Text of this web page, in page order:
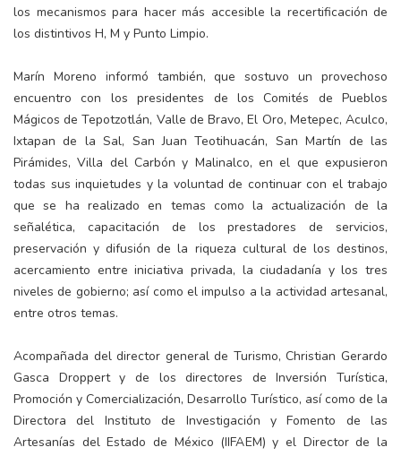
los mecanismos para hacer más accesible la recertificación de
los distintivos H, M y Punto Limpio.
Marín Moreno informó también, que sostuvo un provechoso
encuentro con los presidentes de los Comités de Pueblos
Mágicos de Tepotzotlán, Valle de Bravo, El Oro, Metepec, Aculco,
Ixtapan de la Sal, San Juan Teotihuacán, San Martín de las
Pirámides, Villa del Carbón y Malinalco, en el que expusieron
todas sus inquietudes y la voluntad de continuar con el trabajo
que se ha realizado en temas como la actualización de la
señalética, capacitación de los prestadores de servicios,
preservación y difusión de la riqueza cultural de los destinos,
acercamiento entre iniciativa privada, la ciudadanía y los tres
niveles de gobierno; así como el impulso a la actividad artesanal,
entre otros temas.
Acompañada del director general de Turismo, Christian Gerardo
Gasca Droppert y de los directores de Inversión Turística,
Promoción y Comercialización, Desarrollo Turístico, así como de la
Directora del Instituto de Investigación y Fomento de las
Artesanías del Estado de México (IIFAEM) y el Director de la